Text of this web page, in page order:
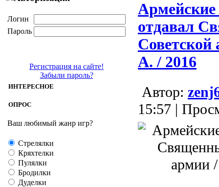
Логин
Пароль
Регистрация на сайте!
Забыли пароль?
ИНТЕРЕСНОЕ
ОПРОС
Ваш любимый жанр игр?
Стрелялки
Кряхтелки
Пулялки
Бродилки
Дуделки
отдавал
А. / 2016
Aвтор:
15:57 |